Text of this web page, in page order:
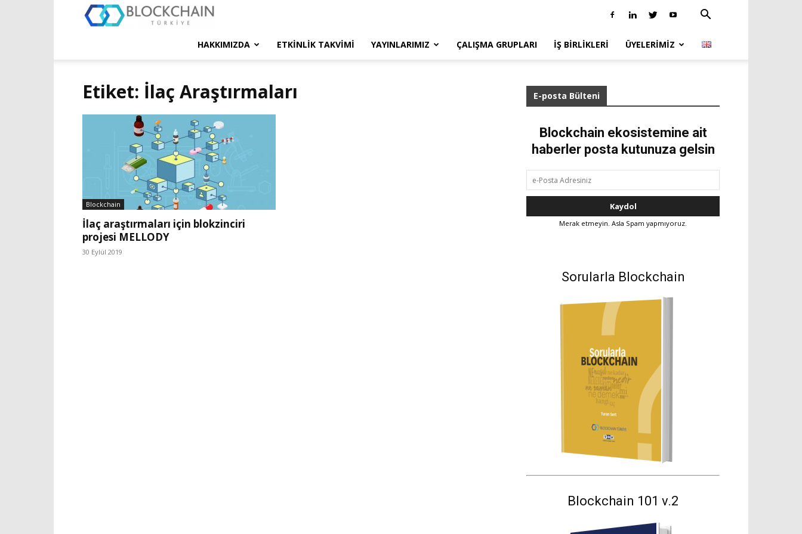
Türkiye
HAKKIMIZDA ETKINLIK TAKVIMI YAYINLARIMIZ ÇALIŞMA GRUPLARI İŞ BIRLIKLERI ÜYELERIMIZ
Etiket: İlaç Araştırmaları
Blockchain
İlaç araştırmaları için blokzinciri
projesi MELLODY
30 Eylül 2019
E-posta Bülteni
Blockchain ekosistemine ait
haberler posta kutunuza gelsin
Merak etmeyin. Asla Spam yapmıyoruz.
Sorularla Blockchain
Blockchain 101 v.2